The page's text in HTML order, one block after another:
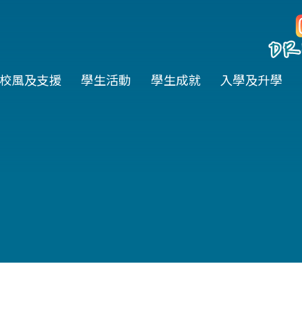
校風及支援 學生活動 學生成就 入學及升學